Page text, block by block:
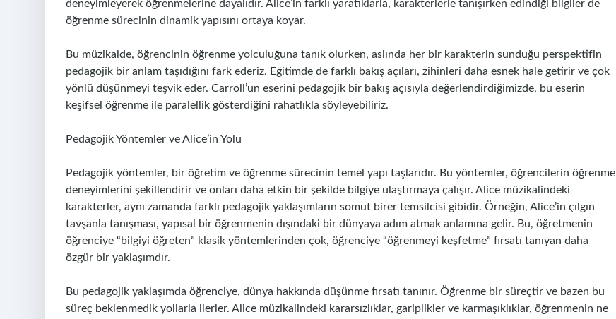
deneyimleyerek öğrenmelerine dayalıdır. Alice’in farklı yaratıklarla, karakterlerle tanışırken edindiği bilgiler de
öğrenme sürecinin dinamik yapısını ortaya koyar.
Bu müzikalde, öğrencinin öğrenme yolculuğuna tanık olurken, aslında her bir karakterin sunduğu perspektifin
pedagojik bir anlam taşıdığını fark ederiz. Eğitimde de farklı bakış açıları, zihinleri daha esnek hale getirir ve çok
yönlü düşünmeyi teşvik eder. Carroll’un eserini pedagojik bir bakış açısıyla değerlendirdiğimizde, bu eserin
keşifsel öğrenme ile paralellik gösterdiğini rahatlıkla söyleyebiliriz.
Pedagojik Yöntemler ve Alice’in Yolu
Pedagojik yöntemler, bir öğretim ve öğrenme sürecinin temel yapı taşlarıdır. Bu yöntemler, öğrencilerin öğrenme
deneyimlerini şekillendirir ve onları daha etkin bir şekilde bilgiye ulaştırmaya çalışır. Alice müzikalindeki
karakterler, aynı zamanda farklı pedagojik yaklaşımların somut birer temsilcisi gibidir. Örneğin, Alice’in çılgın
tavşanla tanışması, yapısal bir öğrenmenin dışındaki bir dünyaya adım atmak anlamına gelir. Bu, öğretmenin
öğrenciye “bilgiyi öğreten” klasik yöntemlerinden çok, öğrenciye “öğrenmeyi keşfetme” fırsatı tanıyan daha
özgür bir yaklaşımdır.
Bu pedagojik yaklaşımda öğrenciye, dünya hakkında düşünme fırsatı tanınır. Öğrenme bir süreçtir ve bazen bu
süreç beklenmedik yollarla ilerler. Alice müzikalindeki kararsızlıklar, gariplikler ve karmaşıklıklar, öğrenmenin ne